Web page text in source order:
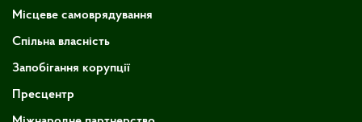
Місцеве самоврядування
Спільна власність
Запобігання корупції
Пресцентр